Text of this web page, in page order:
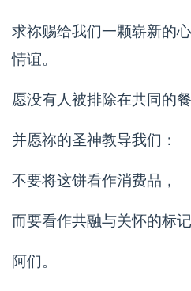
求祢赐给我们一颗崭新的
情谊。
愿没有人被排除在共同的
并愿祢的圣神教导我们：
不要将这饼看作消费品，
而要看作共融与关怀的标记
阿们。